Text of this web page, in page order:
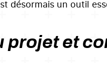
désormais un outil
projet et